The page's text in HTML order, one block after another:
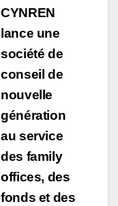
CYNREN
lance une
société de
conseil de
nouvelle
génération
au service
des family
offices, des
fonds et des